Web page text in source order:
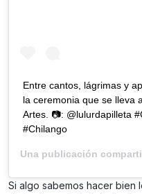
Entre cantos, lágrimas y
la ceremonia que se lleva
Artes. 📷: @lulurdapilleta
#Chilango
Una publicación
Si algo sabemos hacer bien